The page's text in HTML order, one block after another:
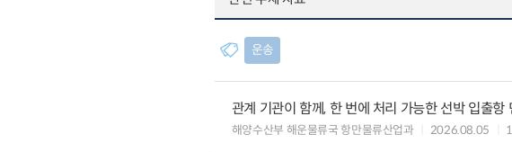
운송
관계 기관이 함께, 한 번에 처리 가능한 선박 입출항
해양수산부 해운물류국 항만물류산업과 2026.08.05